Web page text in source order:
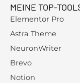
n
a
c
h
:
MEINE TOP-
Elementor Pro
Astra Theme
NeuronWriter
Brevo
Notion